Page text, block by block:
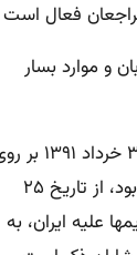
فعال است
و موارد بسار
این سرویس که از تاریخ ۳۱ خرداد
کاربرانی ایرانی بسته شده بود، از تاریخ ۲۵
علیه ایران، به